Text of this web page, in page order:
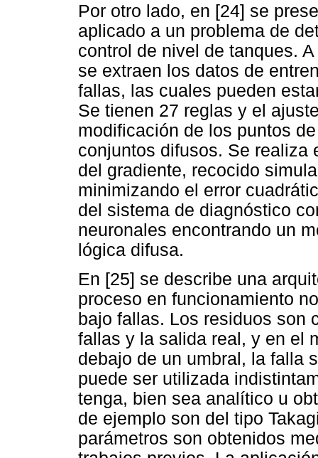
Por otro lado, en [24] se
aplicado a un problema de
control de nivel de tanques.
se extraen los datos de
fallas, las cuales pueden
Se tienen 27 reglas y el
modificación de los puntos
conjuntos difusos. Se realiza
del gradiente, recocido
minimizando el error
del sistema de diagnóstico
neuronales encontrando un
lógica difusa.
En [25] se describe una
proceso en funcionamiento
bajo fallas. Los residuos son
fallas y la salida real, y en el
debajo de un umbral, la falla
puede ser utilizada
tenga, bien sea analítico u
de ejemplo son del tipo
parámetros son obtenidos